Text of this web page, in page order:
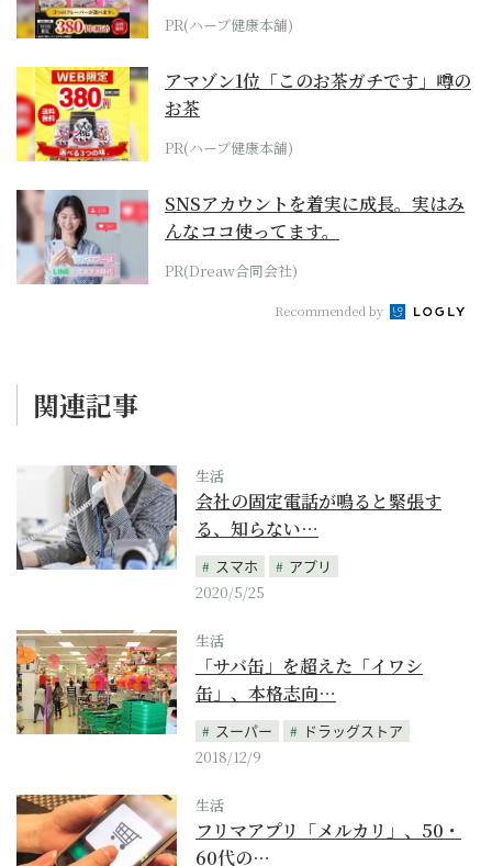
PR(ハーブ健康本舗)
アマゾン1位「このお茶ガチです」噂の
お茶
PR(ハーブ健康本舗)
SNSアカウントを着実に成長。実はみ
んなココ使ってます。
PR(Dreaw合同会社)
Recommended by
関連記事
生活
会社の固定電話が鳴ると緊張す
る、知らない…
スマホ
アプリ
2020/5/25
生活
「サバ缶」を超えた「イワシ
缶」、本格志向…
スーパー
ドラッグストア
2018/12/9
生活
フリマアプリ「メルカリ」、50・
60代の…